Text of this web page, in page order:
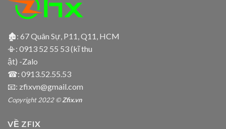
🏚: 67 Quân Sự, P11, Q11, HCM
📳: 0913 52 55 53 (kĩ thu
ật) -Zalo
☎: 0913.52.55.53
📧: zfixvn@gmail.com
Copyright 2022 ©Zfix.vn
VỀ ZFIX